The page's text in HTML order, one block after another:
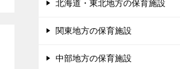
北海道・東北地方の保育施設
関東地方の保育施設
中部地方の保育施設